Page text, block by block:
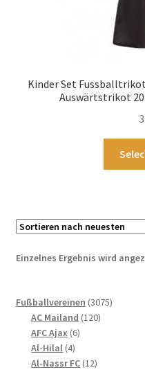
Kinder Set
Auswärtstrikot
Einzelnes Ergebnis wird
Fußballvereinen 30753075
AC Mailand 120120
AFC Ajax 66
Al-Hilal 44
Produkte
Al-Nassr FC 1212